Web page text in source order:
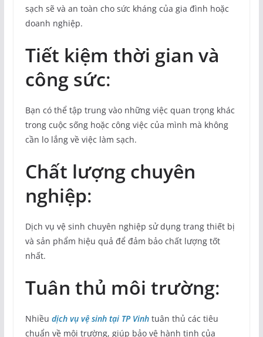
sạch sẽ và an toàn cho sức kháng của gia đình hoặc
doanh nghiệp.
Tiết kiệm thời gian và
công sức:
Bạn có thể tập trung vào những việc quan trọng khác
trong cuộc sống hoặc công việc của mình mà không
cần lo lắng về việc làm sạch.
Chất lượng chuyên
nghiệp:
Dịch vụ vệ sinh chuyên nghiệp sử dụng trang thiết bị
và sản phẩm hiệu quả để đảm bảo chất lượng tốt
nhất.
Tuân thủ môi trường:
Nhiều dịch vụ vệ sinh tại TP Vinhtuân thủ các tiêu
chuẩn về môi trường, giúp bảo vệ hành tinh của